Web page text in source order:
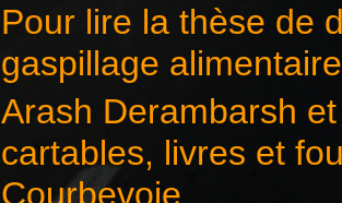
Pour lire la thèse de
gaspillage alimentaire
Arash Derambarsh
cartables, livres et
Courbevoie